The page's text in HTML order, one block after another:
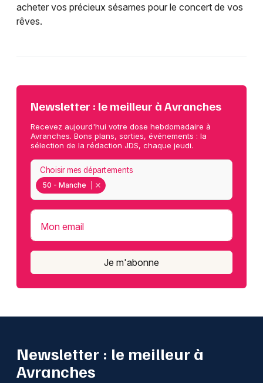
acheter vos précieux sésames pour le concert de vos
rêves.
Newsletter : le meilleur à Avranches
Recevez aujourd'hui votre dose hebdomadaire à
Avranches. Bons plans, sorties, événements : la
sélection de la rédaction JDS, chaque jeudi.
50 - Manche
Choisir mes départements
Mon email
Je m'abonne
Newsletter : le meilleur à
Avranches